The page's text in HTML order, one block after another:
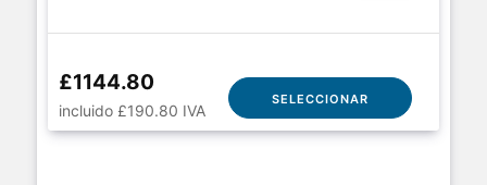
£1144.80
incluido £190.80 IVA
SELECCIONAR